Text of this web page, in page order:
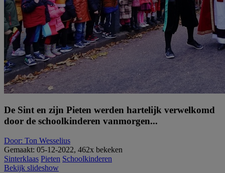
De Sint en zijn Pieten werden hartelijk verwelkomd
door de schoolkinderen vanmorgen...
Door: Ton Wesselius
Gemaakt: 05-12-2022, 462x bekeken
Sinterklaas Pieten Schoolkinderen
Bekijk slideshow